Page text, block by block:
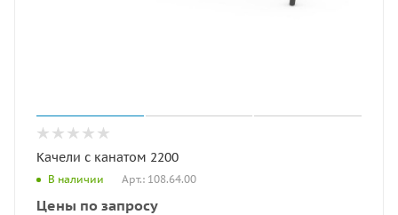
Качели с канатом 2200
В наличии Арт.: 108.64.00
Цены по запросу